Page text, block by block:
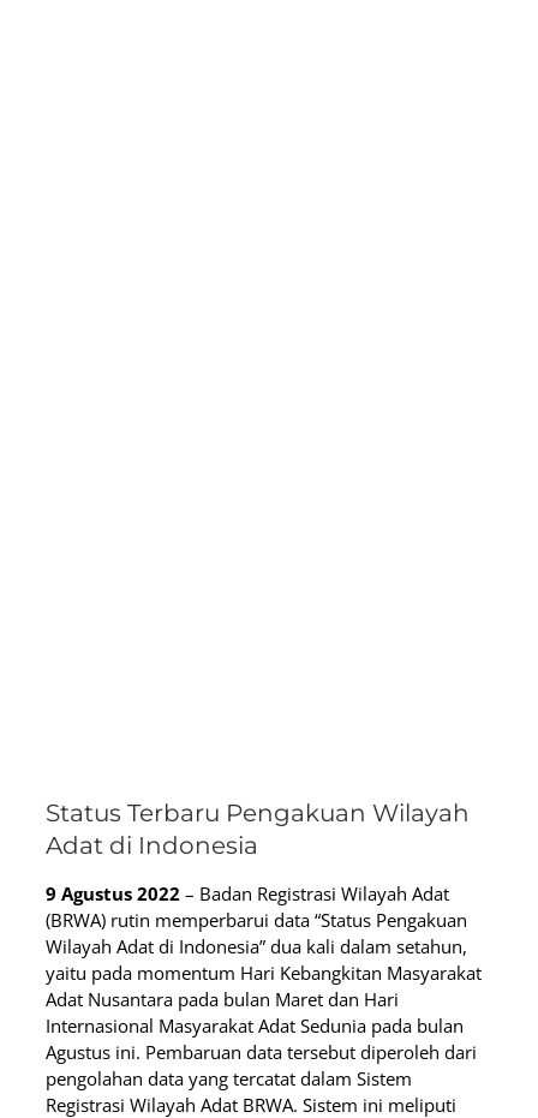
Status Terbaru Pengakuan Wilayah
Adat di Indonesia
9 Agustus 2022 – Badan Registrasi Wilayah Adat
(BRWA) rutin memperbarui data “Status Pengakuan
Wilayah Adat di Indonesia” dua kali dalam setahun,
yaitu pada momentum Hari Kebangkitan Masyarakat
Adat Nusantara pada bulan Maret dan Hari
Internasional Masyarakat Adat Sedunia pada bulan
Agustus ini. Pembaruan data tersebut diperoleh dari
pengolahan data yang tercatat dalam Sistem
Registrasi Wilayah Adat BRWA. Sistem ini meliputi